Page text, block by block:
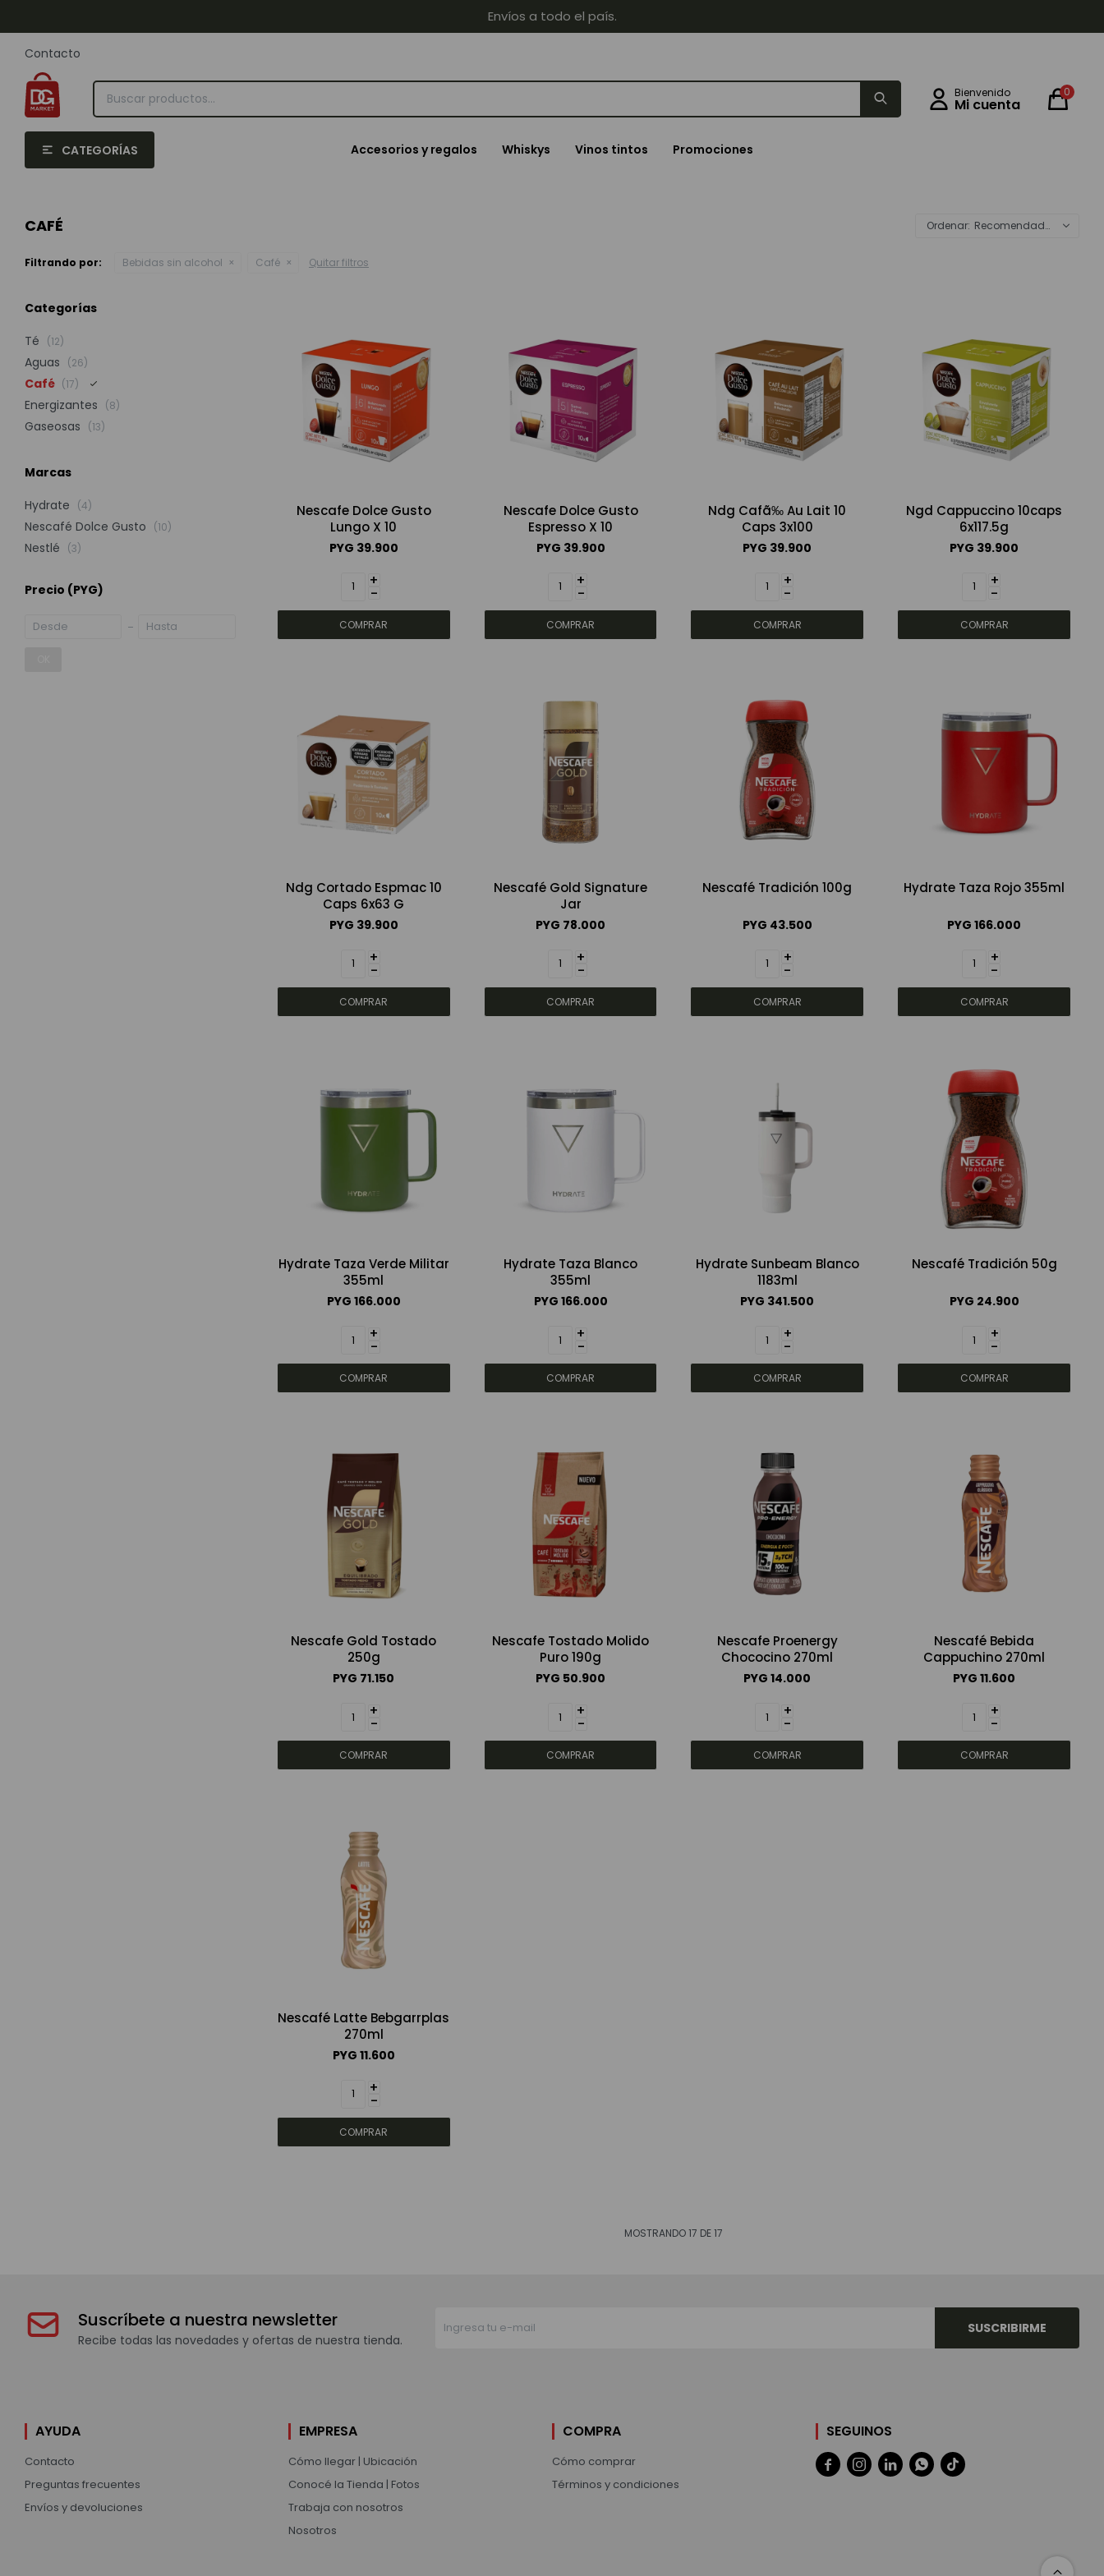
Envíos a todo el país.
CATEGORÍAS Accesorios y regalos Whiskys Vinos tintos Promociones
0
Contacto
CAFÉ Recomendados
Filtrando por: Bebidas sin alcohol Café Quitar filtros
Nescafe Dolce Gusto
Lungo X 10
PYG 39.900
+
-
Nescafe Dolce Gusto
Espresso X 10
PYG 39.900
+
-
Ndg Cafã‰ Au Lait 10
Caps 3x100
PYG 39.900
+
-
Ngd Cappuccino 10caps
6x117.5g
PYG 39.900
+
-
Ndg Cortado Espmac 10
Caps 6x63 G
PYG 39.900
+
-
Nescafé Gold Signature
Jar
PYG 78.000
+
-
Nescafé Tradición 100g
PYG 43.500
+
-
Hydrate Taza Rojo 355ml
PYG 166.000
+
-
Hydrate Taza Verde Militar
355ml
PYG 166.000
+
-
Hydrate Taza Blanco
355ml
PYG 166.000
+
-
Hydrate Sunbeam Blanco
1183ml
PYG 341.500
+
-
Nescafé Tradición 50g
PYG 24.900
+
-
Nescafe Gold Tostado
250g
PYG 71.150
+
-
Nescafe Tostado Molido
Puro 190g
PYG 50.900
+
-
Nescafe Proenergy
Chococino 270ml
PYG 14.000
+
-
Nescafé Bebida
Cappuchino 270ml
PYG 11.600
+
-
Nescafé Latte Bebgarrplas
270ml
PYG 11.600
+
-
MOSTRANDO17 DE17
Categorías
Té
(12)
Aguas (26)
Café (17)
Energizantes (8)
Gaseosas (13)
Marcas
Hydrate
(4)
Nescafé Dolce Gusto (10)
Nestlé (3)
Precio (PYG)
Suscríbete a nuestra newsletter
Recibe todas las novedades y ofertas de nuestra tienda.
SUSCRIBIRME
AYUDA
Contacto
Preguntas frecuentes
Envíos y devoluciones
EMPRESA
Cómo llegar | Ubicación
Conocé la Tienda | Fotos
Trabaja con nosotros
Nosotros
COMPRA
Cómo comprar
Términos y condiciones
SEGUINOS
    